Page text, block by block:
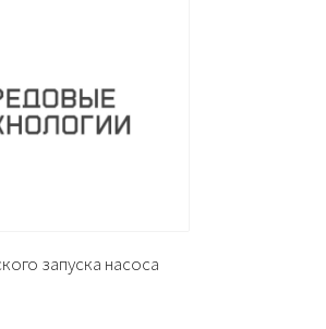
запуска насоса